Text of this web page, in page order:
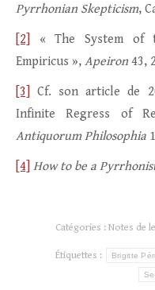
Pyrrhonian Skepticism,
[2]
« The System of
Empiricus », Apeiron 43,
[3]
Cf. son article de
Infinite Regress of
Antiquorum Philosophia
[4] How to be a
Catégories : Notes de
Étiquettes : Brigitte